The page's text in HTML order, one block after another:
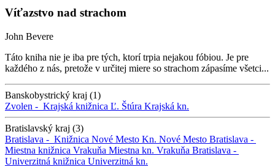
Víťazstvo nad strachom
John Bevere
Táto kniha nie je iba pre tých, ktorí trpia nejakou fóbiou. Je pre
každého z nás, pretože v určitej miere so strachom zápasíme všetci...
Banskobystrický kraj (1)
Zvolen - Krajská knižnica Ľ. Štúra Krajská kn.
Bratislavský kraj (3)
Bratislava - Knižnica Nové Mesto Kn. Nové Mesto Bratislava -
Miestna knižnica Vrakuňa Miestna kn. Vrakuňa Bratislava -
Univerzitná knižnica Univerzitná kn.